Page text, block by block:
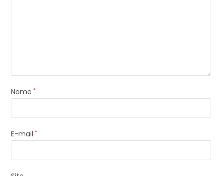
Nome *
E-mail *